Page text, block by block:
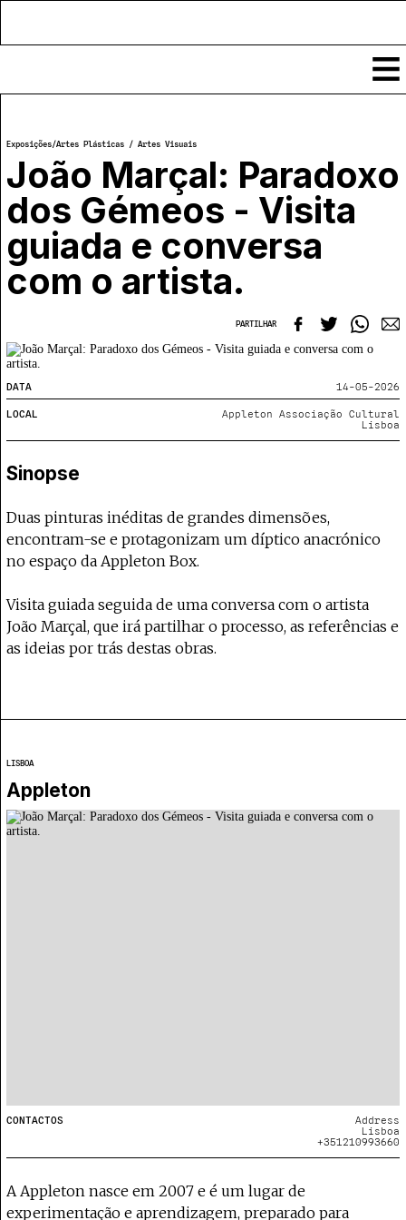
Notícias
Classificados
Ver todos
Enviar
Agenda
Espetáculos
Exposições
Eventos
Locais
Mapa
Crítica
Cursos Curtos
Recursos
Links úteis
Sobre
Projecto e Equipa
Política de privacidade
Política de privacidade - App
Coffeelabs Cursos curtos
— apoia o Coffeepaste e ajuda-nos a chegar mais longe. Mantém viva a cultura
Apoiar
Exposições/Artes Plásticas / Artes Visuais
João Marçal: Paradoxo
dos Gémeos - Visita
guiada e conversa
com o artista.
PARTILHAR
DATA 14-05-2026
LOCAL
Appleton Associação Cultural
Lisboa
Sinopse
Duas pinturas inéditas de grandes dimensões,
encontram-se e protagonizam um díptico anacrónico
no espaço da Appleton Box.
Visita guiada seguida de uma conversa com o artista
João Marçal, que irá partilhar o processo, as referências e
as ideias por trás destas obras.
LISBOA
Appleton
CONTACTOS
Address
Lisboa
+351210993660
A Appleton nasce em 2007 e é um lugar de
experimentação e aprendizagem, preparado para